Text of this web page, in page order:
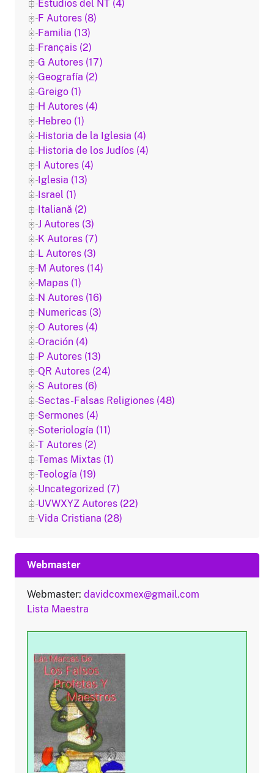
Estudios del NT (4)
F Autores (8)
Familia (13)
Français (2)
G Autores (17)
Geografía (2)
Greigo (1)
H Autores (4)
Hebreo (1)
Historia de la Iglesia (4)
Historia de los Judíos (4)
I Autores (4)
Iglesia (13)
Israel (1)
Italiană (2)
J Autores (3)
K Autores (7)
L Autores (3)
M Autores (14)
Mapas (1)
N Autores (16)
Numericas (3)
O Autores (4)
Oración (4)
P Autores (13)
QR Autores (24)
S Autores (6)
Sectas-Falsas Religiones (48)
Sermones (4)
Soteriología (11)
T Autores (2)
Temas Mixtas (1)
Teología (19)
Uncategorized (7)
UVWXYZ Autores (22)
Vida Cristiana (28)
Webmaster
Webmaster: davidcoxmex@gmail.com
Lista Maestra